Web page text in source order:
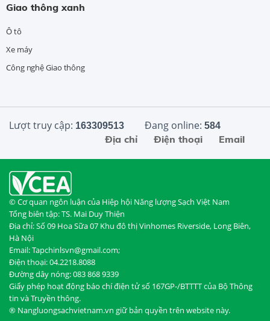
Giao thông xanh
Ô tô
Xe máy
Công nghệ Giao thông
Lượt truy cập: 163309513 Đang online: 584
Email
Điện thoại
Địa chỉ
© Cơ quan ngôn luận của Hiệp hội Năng lượng Sạch Việt Nam
Tổng biên tập: TS. Mai Duy Thiện
Địa chỉ: Số 09 Hoa Sữa 07 Khu đô thị Vinhomes Riverside, Long Biên,
Hà Nội
Email: Tapchinlsvn@gmail.com;
Điện thoại: 04.2218.8088
Đường dây nóng: 083 868 9339
Giấy phép hoạt động báo chí điện tử số 167GP-/BTTTT của Bộ Thông
tin và Truyền thông.
® Nangluongsachvietnam.vn giữ bản quyền trên website này.